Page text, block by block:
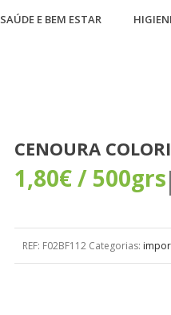
SAÚDE E BEM ESTAR
CENOURA
1,80€/ 500grs
REF: F02BF112 Categorias: